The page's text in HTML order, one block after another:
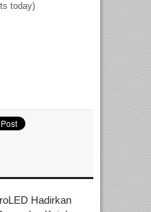
today)
Hadirkan